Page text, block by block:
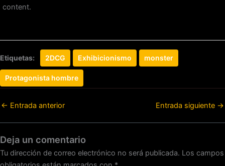
content.
Etiquetas: 2DCG Exhibicionismo monster
Protagonista hombre
← Entrada anterior Entrada siguiente →
Deja un comentario
Tu dirección de correo electrónico no será publicada. Los campos